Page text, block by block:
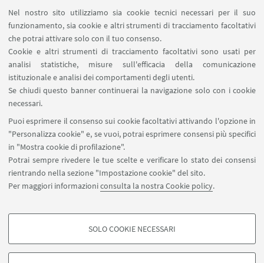
Nel nostro sito utilizziamo sia cookie tecnici necessari per il suo
funzionamento, sia cookie e altri strumenti di tracciamento facoltativi
che potrai attivare solo con il tuo consenso.
Cookie e altri strumenti di tracciamento facoltativi sono usati per
analisi statistiche, misure sull'efficacia della comunicazione
istituzionale e analisi dei comportamenti degli utenti.
Se chiudi questo banner continuerai la navigazione solo con i cookie
necessari.
Puoi esprimere il consenso sui cookie facoltativi attivando l'opzione in
"Personalizza cookie" e, se vuoi, potrai esprimere consensi più specifici
in "Mostra cookie di profilazione".
Potrai sempre rivedere le tue scelte e verificare lo stato dei consensi
rientrando nella sezione "Impostazione cookie" del sito.
Per maggiori informazioniconsulta la nostra Cookie policy.
COOKIE DI PROFILAZIONE - FACOLTATIVI
SOLO COOKIE NECESSARI
Archivio di Stato di Ravenna
Visita il sito
Dipartimento di Beni Culturali, Via degli Ariani 1 - Ravenna